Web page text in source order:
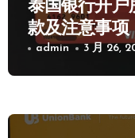
泰国银行开户
款及注意事项
admin 3 月 26,